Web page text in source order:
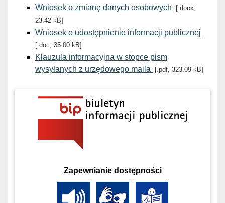
Wniosek o zmianę danych osobowych
[.docx,
23.42 kB]
Wniosek o udostępnienie informacji publicznej
[.doc, 35.00 kB]
Klauzula informacyjna w stopce pism
wysyłanych z urzędowego maila
[.pdf, 323.09 kB]
Zapewnianie dostępności